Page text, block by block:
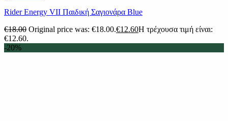
Rider Energy VII Παιδική Σαγιονάρα Blue
€18.00 Original price was: €18.00.€12.60Η τρέχουσα τιμή είναι:
€12.60.
-20%